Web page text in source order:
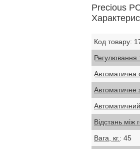
Precious
Код товару:
Регулювання
Автоматична
Автоматичне
Відстань між
Вага, кг.: 45